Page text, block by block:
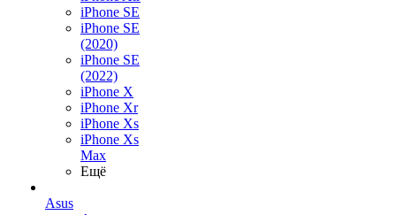
iPhone SE
iPhone SE
(2020)
iPhone SE
(2022)
iPhone X
iPhone Xr
iPhone Xs
iPhone Xs
Max
Ещё
Asus